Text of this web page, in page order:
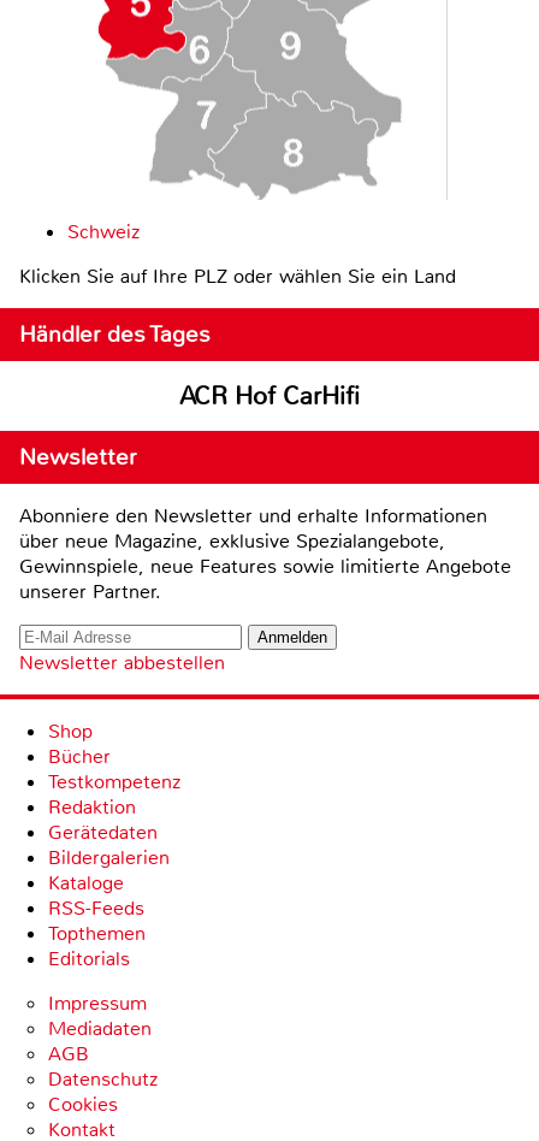
Schweiz
Klicken Sie auf Ihre PLZ oder wählen Sie ein Land
Händler des Tages
ACR Hof CarHifi
Newsletter
Abonniere den Newsletter und erhalte Informationen
über neue Magazine, exklusive Spezialangebote,
Gewinnspiele, neue Features sowie limitierte Angebote
unserer Partner.
Newsletter abbestellen
Shop
Bücher
Testkompetenz
Redaktion
Gerätedaten
Bildergalerien
Kataloge
RSS-Feeds
Topthemen
Editorials
Impressum
Mediadaten
AGB
Datenschutz
Cookies
Kontakt